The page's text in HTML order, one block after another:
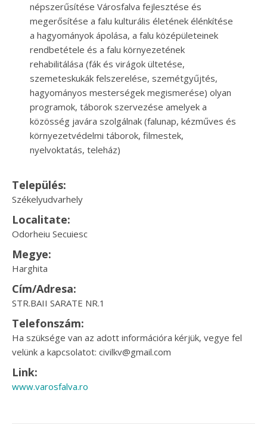
népszerűsítése Városfalva fejlesztése és
megerősítése a falu kulturális életének élénkítése
a hagyományok ápolása, a falu középületeinek
rendbetétele és a falu környezetének
rehabilitálása (fák és virágok ültetése,
szemeteskukák felszerelése, szemétgyűjtés,
hagyományos mesterségek megismerése) olyan
programok, táborok szervezése amelyek a
közösség javára szolgálnak (falunap, kézműves és
környezetvédelmi táborok, filmestek,
nyelvoktatás, teleház)
Település:
Székelyudvarhely
Localitate:
Odorheiu Secuiesc
Megye:
Harghita
Cím/Adresa:
STR.BAII SARATE NR.1
Telefonszám:
Ha szüksége van az adott információra kérjük, vegye fel
velünk a kapcsolatot: civilkv@gmail.com
Link:
www.varosfalva.ro